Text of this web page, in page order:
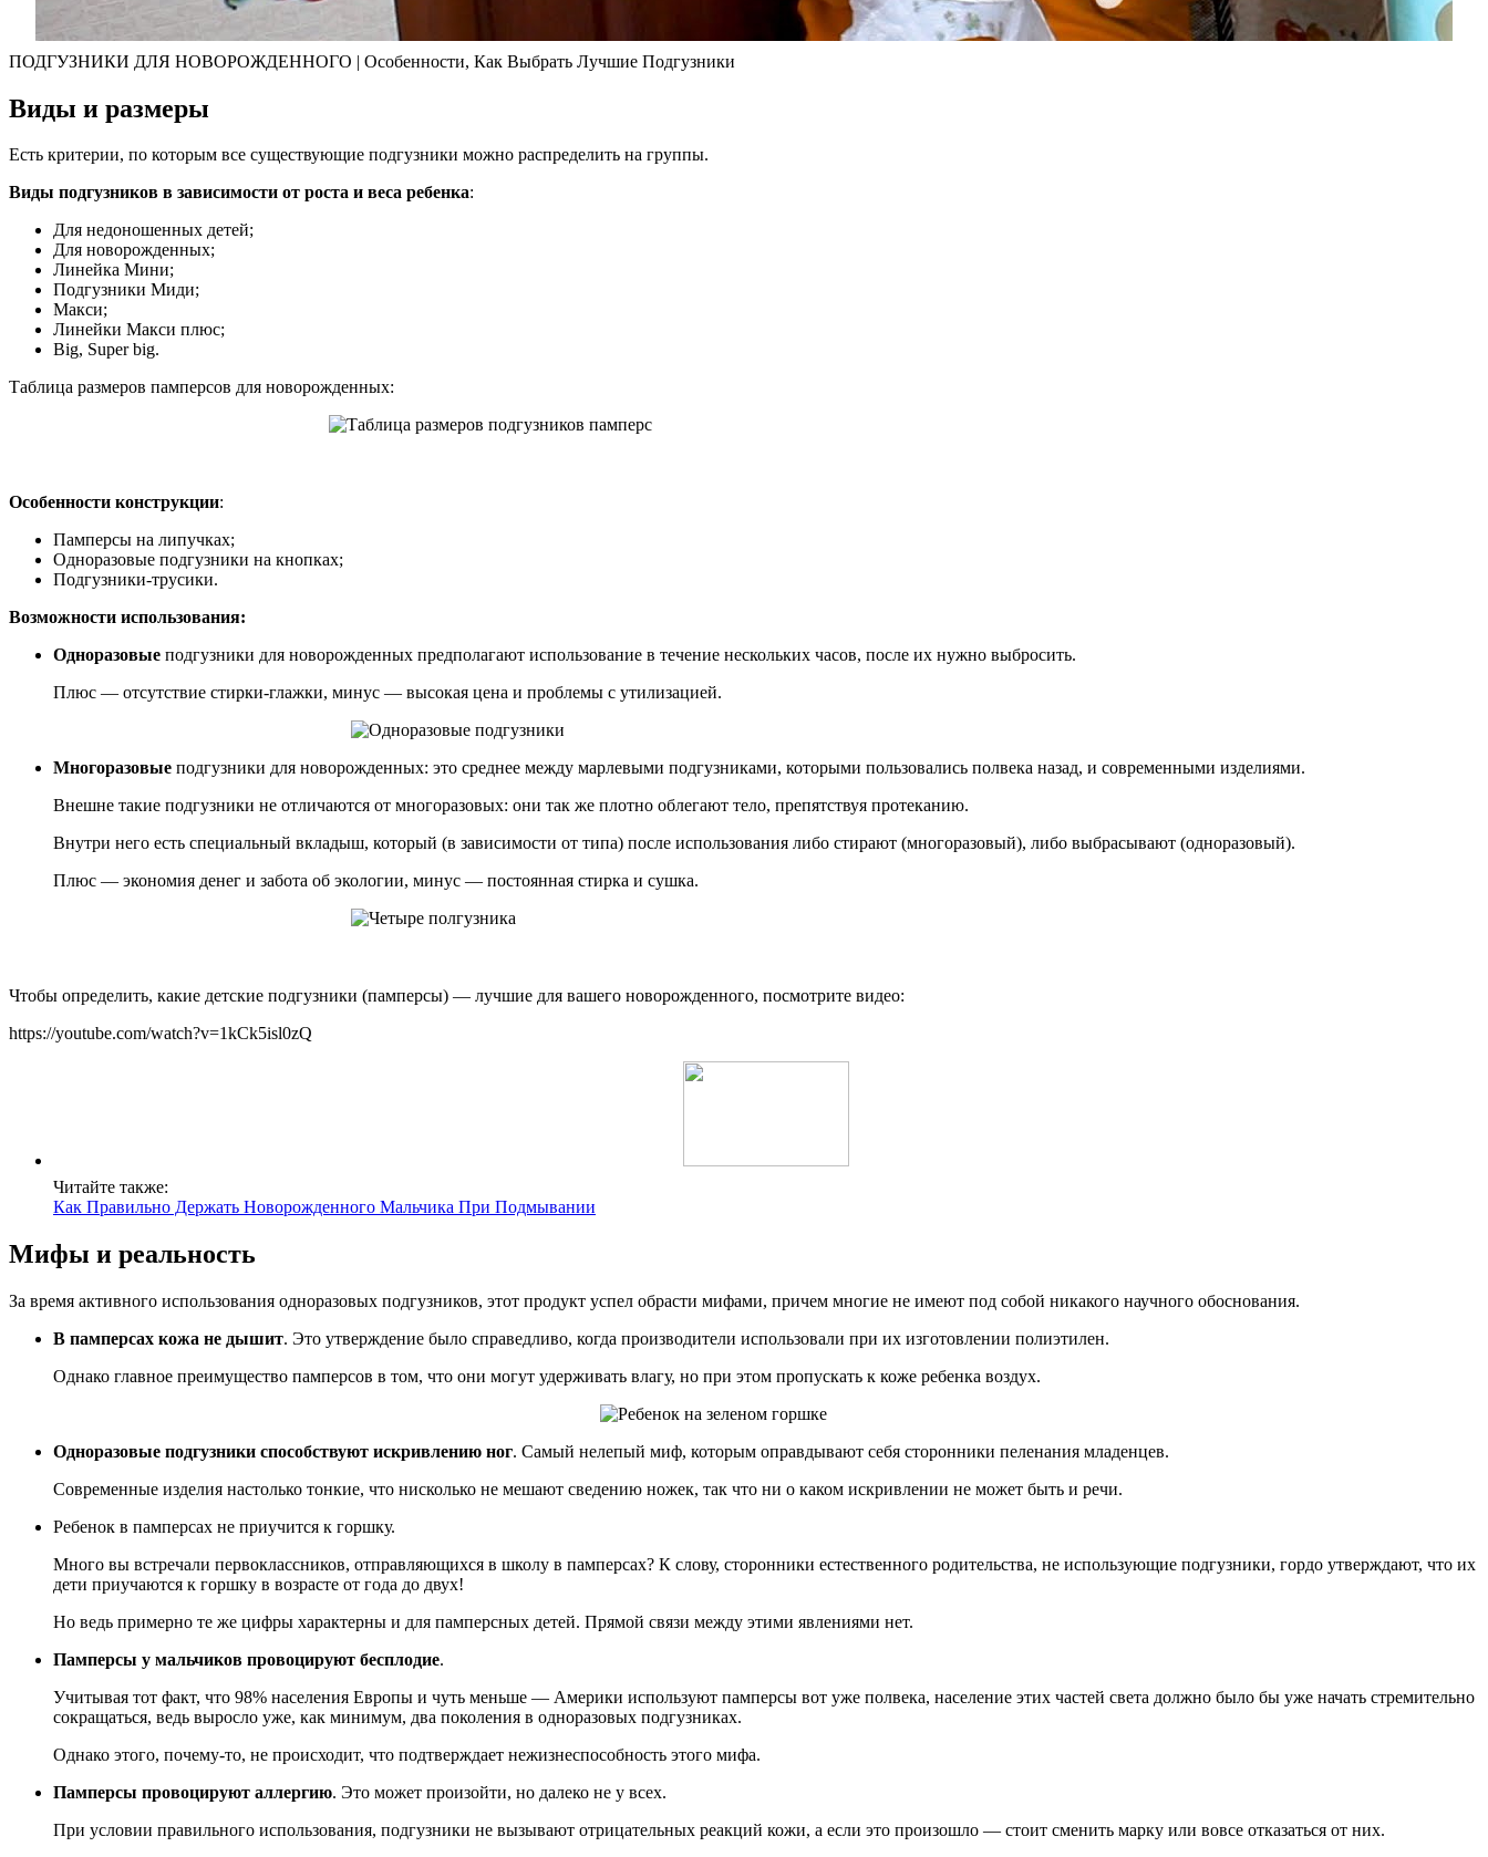
ПОДГУЗНИКИ ДЛЯ НОВОРОЖДЕННОГО | Особенности, Как Выбрать Лучшие Подгузники
Виды и размеры
Есть критерии, по которым все существующие подгузники можно распределить на группы.
Виды подгузников в зависимости от роста и веса ребенка:
Для недоношенных детей;
Для новорожденных;
Линейка Мини;
Подгузники Миди;
Макси;
Линейки Макси плюс;
Big, Super big.
Таблица размеров памперсов для новорожденных:
Особенности конструкции:
Памперсы на липучках;
Одноразовые подгузники на кнопках;
Подгузники-трусики.
Возможности использования:
Одноразовые подгузники для новорожденных предполагают использование в течение нескольких часов, после их нужно выбросить.
Плюс — отсутствие стирки-глажки, минус — высокая цена и проблемы с утилизацией.
Многоразовые подгузники для новорожденных: это среднее между марлевыми подгузниками, которыми пользовались полвека назад, и современными изделиями.
Внешне такие подгузники не отличаются от многоразовых: они так же плотно облегают тело, препятствуя протеканию.
Внутри него есть специальный вкладыш, который (в зависимости от типа) после использования либо стирают (многоразовый), либо выбрасывают (одноразовый).
Плюс — экономия денег и забота об экологии, минус — постоянная стирка и сушка.
Чтобы определить, какие детские подгузники (памперсы) — лучшие для вашего новорожденного, посмотрите видео:
https://youtube.com/watch?v=1kCk5isl0zQ
Читайте также:
Как Правильно Держать Новорожденного Мальчика При Подмывании
Мифы и реальность
За время активного использования одноразовых подгузников, этот продукт успел обрасти мифами, причем многие не имеют под собой никакого научного обоснования.
В памперсах кожа не дышит. Это утверждение было справедливо, когда производители использовали при их изготовлении полиэтилен.
Однако главное преимущество памперсов в том, что они могут удерживать влагу, но при этом пропускать к коже ребенка воздух.
Одноразовые подгузники способствуют искривлению ног. Самый нелепый миф, которым оправдывают себя сторонники пеленания младенцев.
Современные изделия настолько тонкие, что нисколько не мешают сведению ножек, так что ни о каком искривлении не может быть и речи.
Ребенок в памперсах не приучится к горшку.
Много вы встречали первоклассников, отправляющихся в школу в памперсах? К слову, сторонники естественного родительства, не использующие подгузники, гордо утверждают, что их
дети приучаются к горшку в возрасте от года до двух!
Но ведь примерно те же цифры характерны и для памперсных детей. Прямой связи между этими явлениями нет.
Памперсы у мальчиков провоцируют бесплодие.
Учитывая тот факт, что 98% населения Европы и чуть меньше — Америки используют памперсы вот уже полвека, население этих частей света должно было бы уже начать стремительно
сокращаться, ведь выросло уже, как минимум, два поколения в одноразовых подгузниках.
Однако этого, почему-то, не происходит, что подтверждает нежизнеспособность этого мифа.
Памперсы провоцируют аллергию. Это может произойти, но далеко не у всех.
При условии правильного использования, подгузники не вызывают отрицательных реакций кожи, а если это произошло — стоит сменить марку или вовсе отказаться от них.